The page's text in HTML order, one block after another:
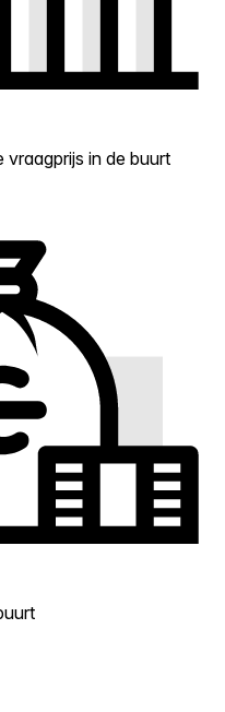
in de buurt